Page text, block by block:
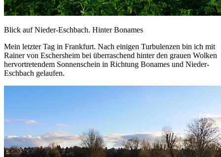
Blick auf Nieder-Eschbach. Hinter Bonames
Mein letzter Tag in Frankfurt. Nach einigen Turbulenzen bin ich mit
Rainer von Eschersheim bei überraschend hinter den grauen Wolken
hervortretendem Sonnenschein in Richtung Bonames und Nieder-
Eschbach gelaufen.